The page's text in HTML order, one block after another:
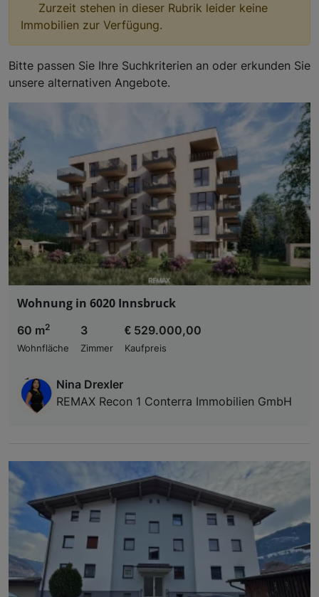
Zurzeit stehen in dieser Rubrik leider keine
Immobilien zur Verfügung.
Bitte passen Sie Ihre Suchkriterien an oder erkunden Sie
unsere alternativen Angebote.
Wohnung in 6020 Innsbruck
60 m2
Wohnfläche
3
Zimmer
€ 529.000,00
Kaufpreis
Nina Drexler
REMAX Recon 1 Conterra Immobilien GmbH